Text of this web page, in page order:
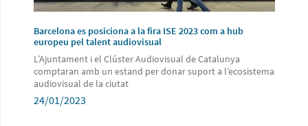
Barcelona es posiciona a la fira ISE 2023 com a hub
europeu pel talent audiovisual
L’Ajuntament i el Clúster Audiovisual de Catalunya
comptaran amb un estand per donar suport a l’ecosistema
audiovisual de la ciutat
24/01/2023